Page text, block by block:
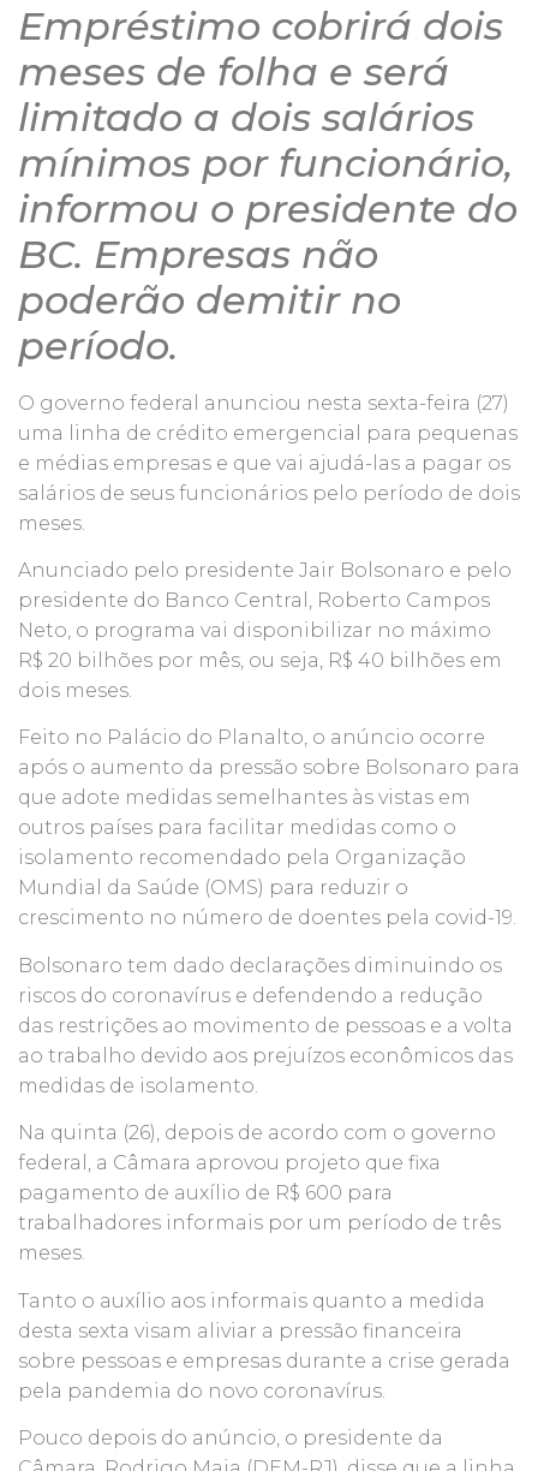
Empréstimo cobrirá dois
meses de folha e será
limitado a dois salários
mínimos por funcionário,
informou o presidente do
BC. Empresas não
poderão demitir no
período.
O governo federal anunciou nesta sexta-feira (27)
uma linha de crédito emergencial para pequenas
e médias empresas e que vai ajudá-las a pagar os
salários de seus funcionários pelo período de dois
meses.
Anunciado pelo presidente Jair Bolsonaro e pelo
presidente do Banco Central, Roberto Campos
Neto, o programa vai disponibilizar no máximo
R$ 20 bilhões por mês, ou seja, R$ 40 bilhões em
dois meses.
Feito no Palácio do Planalto, o anúncio ocorre
após o aumento da pressão sobre Bolsonaro para
que adote medidas semelhantes às vistas em
outros países para facilitar medidas como o
isolamento recomendado pela Organização
Mundial da Saúde (OMS) para reduzir o
crescimento no número de doentes pela covid-19.
Bolsonaro tem dado declarações diminuindo os
riscos do coronavírus e defendendo a redução
das restrições ao movimento de pessoas e a volta
ao trabalho devido aos prejuízos econômicos das
medidas de isolamento.
Na quinta (26), depois de acordo com o governo
federal, a Câmara aprovou projeto que fixa
pagamento de auxílio de R$ 600 para
trabalhadores informais por um período de três
meses.
Tanto o auxílio aos informais quanto a medida
desta sexta visam aliviar a pressão financeira
sobre pessoas e empresas durante a crise gerada
pela pandemia do novo coronavírus.
Pouco depois do anúncio, o presidente da